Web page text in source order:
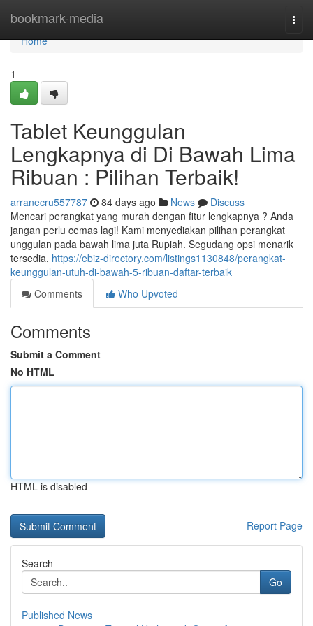
bookmark-media
Home
Home
1
Tablet Keunggulan
Lengkapnya di Di Bawah Lima
Ribuan : Pilihan Terbaik!
arranecru557787 84 days ago News
Discuss
Mencari perangkat yang murah dengan fitur lengkapnya ? Anda
jangan perlu cemas lagi! Kami menyediakan pilihan perangkat
unggulan pada bawah lima juta Rupiah. Segudang opsi menarik
tersedia, https://ebiz-directory.com/listings1130848/perangkat-
keunggulan-utuh-di-bawah-5-ribuan-daftar-terbaik
Comments
Who Upvoted
Comments
Submit a Comment
No HTML
HTML is disabled
Report Page
Search
Go
Published News